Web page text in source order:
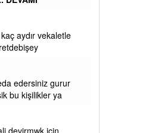
da
katkın çok oldu
mahalle aralarında
ana yoldan